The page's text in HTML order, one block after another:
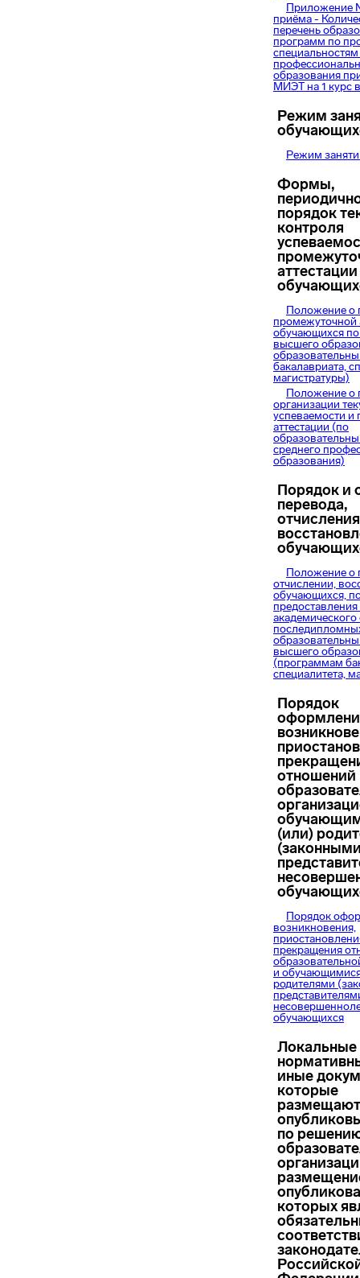
Приложение
приёма -
перечень
программ по
образования
МИЭТ на 1 курс
Режим
Режим
Формы,
порядок
контроля
аттестации
Положение о
промежуточной
обучающихся
высшего
бакалавриата,
магистратуры)
Положение о
организации
успеваемости
аттестации (по
среднего
образования)
Порядок и
перевода,
Положение о
отчислении,
обучающихся,
академического
высшего
(программам
специалитета,
Порядок
(или)
Порядок
возникновения,
прекращения
и
родителями
обучающихся
Локальные
иные
которые
по
которых